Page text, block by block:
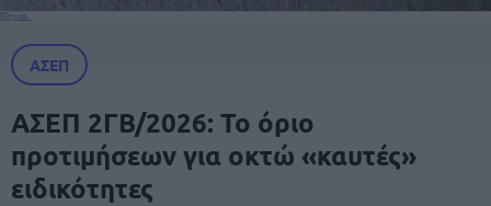
ΑΣΕΠ
ΑΣΕΠ 2ΓΒ/2026: Το όριο
προτιμήσεων για οκτώ «καυτές»
ειδικότητες